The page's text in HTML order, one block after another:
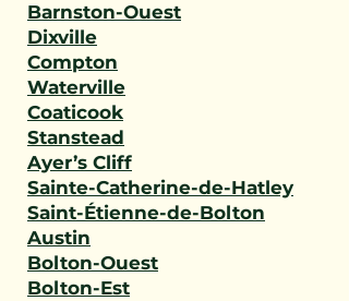
Barnston-Ouest
Dixville
Compton
Waterville
Coaticook
Stanstead
Ayer’s Cliff
Sainte-Catherine-de-Hatley
Saint-Étienne-de-Bolton
Austin
Bolton-Ouest
Bolton-Est